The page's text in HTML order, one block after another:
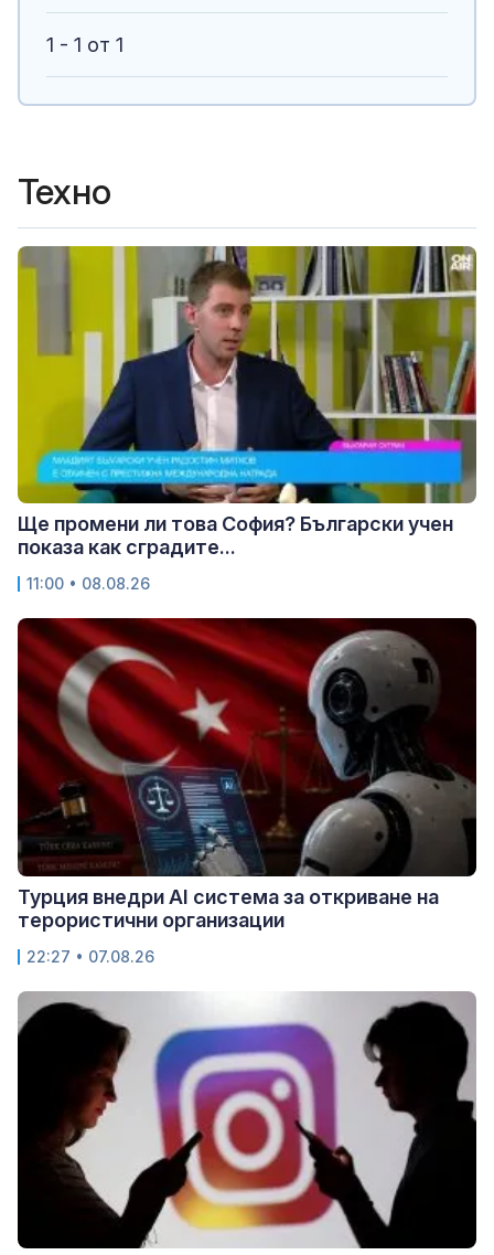
1 - 1 от 1
Техно
Ще промени ли това София? Български учен
показа как сградите...
11:00 • 08.08.26
Турция внедри AI система за откриване на
терористични организации
22:27 • 07.08.26